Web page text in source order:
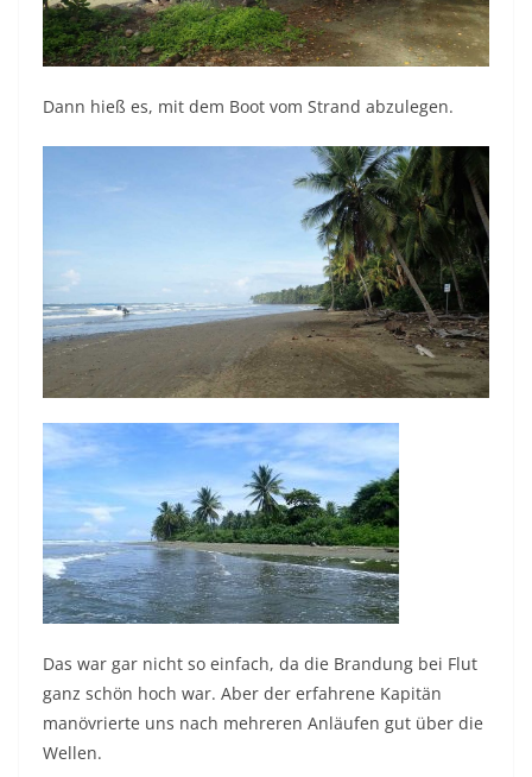
Dann hieß es, mit dem Boot vom Strand abzulegen.
Das war gar nicht so einfach, da die Brandung bei Flut
ganz schön hoch war. Aber der erfahrene Kapitän
manövrierte uns nach mehreren Anläufen gut über die
Wellen.